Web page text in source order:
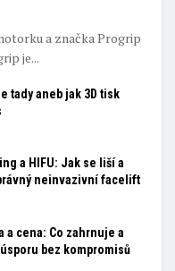
a značka Progrip
je...
tady aneb jak 3D tisk
a HIFU: Jak se liší a
neinvazivní facelift
a cena: Co zahrnuje a
bez kompromisů